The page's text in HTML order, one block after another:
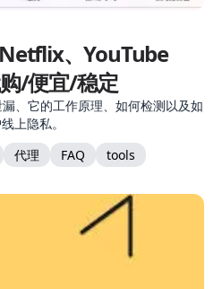
、YouTube
/便宜/稳定
、它的工作原理、如何检测以及如
上隐私。
代理 FAQ tools